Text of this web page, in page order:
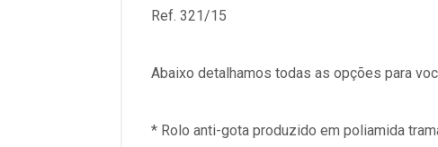
Ref. 321/15
Abaixo detalhamos todas as opções para
* Rolo anti-gota produzido em poliamida